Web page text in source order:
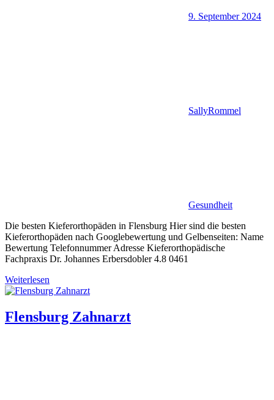
9. September 2024
SallyRommel
Gesundheit
Die besten Kieferorthopäden in Flensburg Hier sind die besten
Kieferorthopäden nach Googlebewertung und Gelbenseiten: Name
Bewertung Telefonnummer Adresse Kieferorthopädische
Fachpraxis Dr. Johan­nes Erbersdobler 4.8 0461
Weiterlesen
Flensburg Zahnarzt